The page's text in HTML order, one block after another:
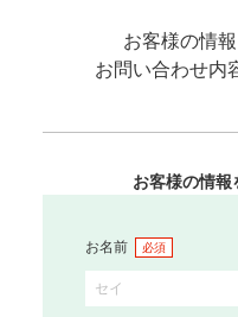
お客様の情
お問い合わせ内
お客様の情報
お名前 必須